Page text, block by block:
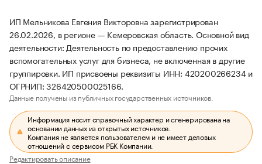
ИП Мельникова Евгения Викторовна зарегистрирован
26.02.2026, в регионе — Кемеровская область. Основной вид
деятельности: Деятельность по предоставлению прочих
вспомогательных услуг для бизнеса, не включенная в другие
группировки. ИП присвоены реквизиты ИНН: 420200266234 и
ОГРНИП: 326420500025166.
Данные получены из публичных государственных источников.
Информация носит справочный характер и сгенерирована на
основании данных из открытых источников.
Компания не является пользователем и не имеет деловых
отношений с сервисом РБК Компании.
Редактировать описание